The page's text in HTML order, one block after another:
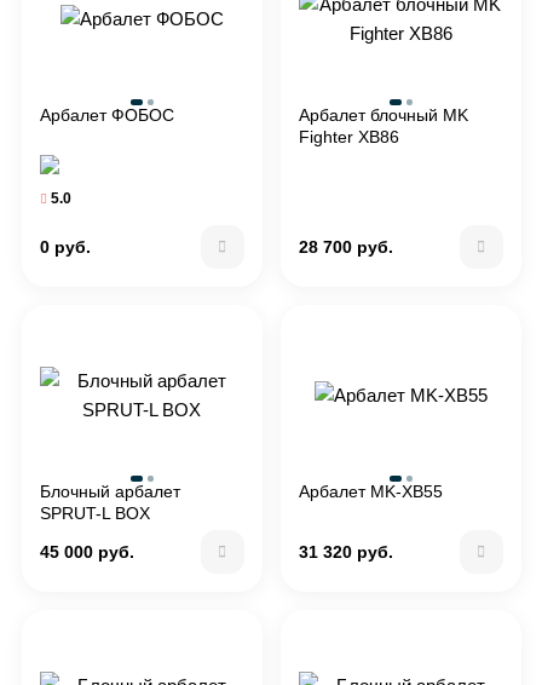
Арбалет ФОБОС
5.0
0 руб.
Арбалет блочный MK
Fighter XB86
28 700 руб.
Блочный арбалет
SPRUT-L BOX
45 000 руб.
Арбалет MK-XB55
31 320 руб.